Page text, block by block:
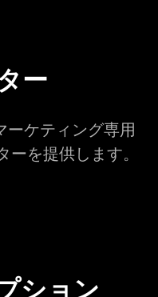
ー
ーケティング専用
を提供します。
ション